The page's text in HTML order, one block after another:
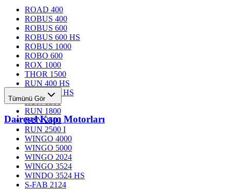
ROAD 400
ROBUS 400
ROBUS 600
ROBUS 600 HS
ROBUS 1000
ROBO 600
ROX 1000
THOR 1500
RUN 400 HS
RUN 1200 HS
RUN 1500
RUN 1800
RUN 2500
RUN 2500 I
Tümünü Gör
Dairesel Kapı Motorları
WINGO 4000
WINGO 5000
WINGO 2024
WINGO 3524
WINDO 3524 HS
S-FAB 2124